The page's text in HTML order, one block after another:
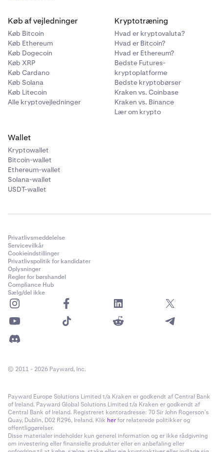
Køb af vejledninger
Køb Bitcoin
Køb Ethereum
Køb Dogecoin
Køb XRP
Køb Cardano
Køb Solana
Køb Litecoin
Alle kryptovejledninger
Kryptotræning
Hvad er kryptovaluta?
Hvad er Bitcoin?
Hvad er Ethereum?
Bedste Futures-
kryptoplatforme
Bedste kryptobørser
Kraken vs. Coinbase
Kraken vs. Binance
Lær om krypto
Wallet
Kryptowallet
Bitcoin-wallet
Ethereum-wallet
Solana-wallet
USDT-wallet
Privatlivsmeddelelse
Servicevilkår
Cookieindstillinger
Privatlivspolitik for kandidater
Oplysninger
Regler for børshandel
Compliance Hub
Sælg/del ikke
© 2011 - 2026 Payward, Inc.
Payward Europe Solutions Limited t/a Kraken er godkendt af Central Bank
of Ireland. Payward Global Solutions Limited t/a Kraken er godkendt af
Central Bank of Ireland. Registreret kontoradresse: 70 Sir John Rogerson’s
Quay, Dublin, D02 R296, Ireland. Klik herfor relaterede politikker og
offentliggørelser.
Disse materialer indeholder kun generel information og er ikke rådgivning
om investering eller finansielle produkter eller en anbefaling eller